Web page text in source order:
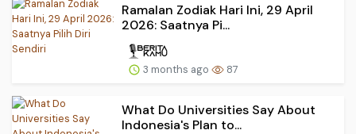
Ramalan Zodiak Hari Ini, 29 April
2026: Saatnya Pi...
3 months ago 87
What Do Universities Say About
Indonesia's Plan to...